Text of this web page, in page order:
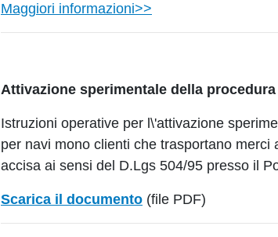
Maggiori informazioni>>
Attivazione sperimentale della
Istruzioni operative per l\'attivazione
per navi mono clienti che trasportano
accisa ai sensi del D.Lgs 504/95 presso il
Scarica il documento (file PDF)